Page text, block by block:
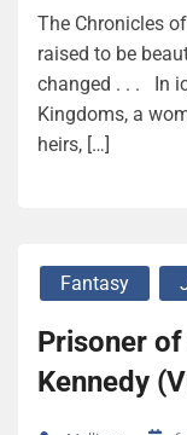
The Chronicles
raised to be
changed . . . In
Kingdoms, a
heirs, […]
Fantasy
Prisoner
Kennedy